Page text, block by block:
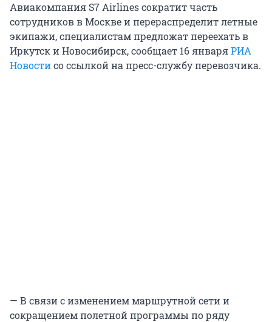
Авиакомпания S7 Airlines сократит часть
сотрудников в Москве и перераспределит летные
экипажи, специалистам предложат переехать в
Иркутск и Новосибирск, сообщает 16 январяРИА
Новостисо ссылкой на пресс-службу перевозчика.
— В связи с изменением маршрутной сети и
сокращением полетной программы по ряду